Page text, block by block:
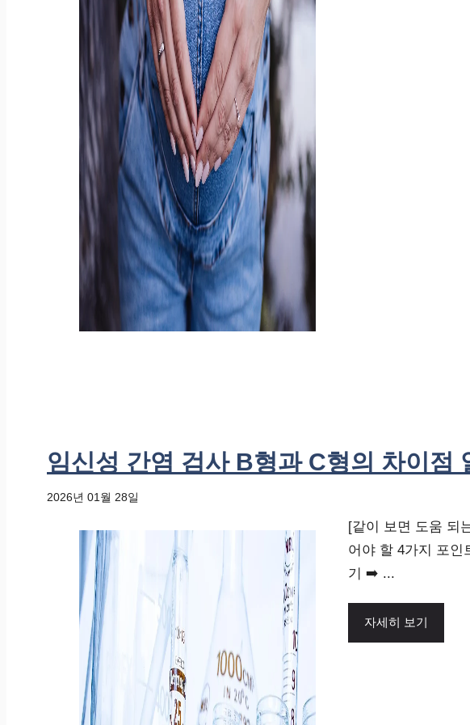
임신성 간염 검사 B형과 C형의 차이점
2026년 01월 28일
[같이 보면 도움 되
어야 할 4가지 포
기 ➡️ ...
자세히 보기